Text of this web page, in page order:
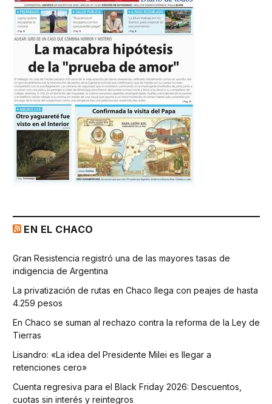
EN EL CHACO
Gran Resistencia registró una de las mayores tasas de
indigencia de Argentina
La privatización de rutas en Chaco llega con peajes de hasta
4.259 pesos
En Chaco se suman al rechazo contra la reforma de la Ley de
Tierras
Lisandro: «La idea del Presidente Milei es llegar a
retenciones cero»
Cuenta regresiva para el Black Friday 2026: Descuentos,
cuotas sin interés y reintegros